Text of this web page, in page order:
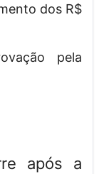
dos R$
pela
após a